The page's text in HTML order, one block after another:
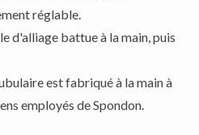
réglable.
d'alliage battue à la main, puis
est fabriqué à la main à
employés de Spondon.